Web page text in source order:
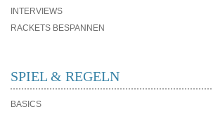
INTERVIEWS
RACKETS BESPANNEN
SPIEL & REGELN
BASICS